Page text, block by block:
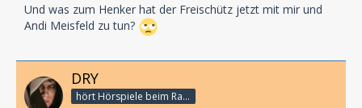
Und was zum Henker hat der Freischütz jetzt mit mir und
Andi Meisfeld zu tun?
DRY
hört Hörspiele beim Rasenmähen